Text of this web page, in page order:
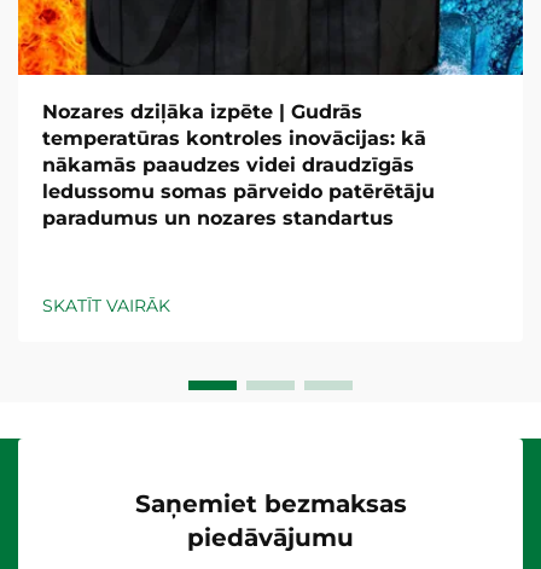
Nozares dziļāka izpēte | Gudrās
temperatūras kontroles inovācijas: kā
nākamās paaudzes videi draudzīgās
ledussomu somas pārveido patērētāju
paradumus un nozares standartus
SKATĪT VAIRĀK
Saņemiet bezmaksas
piedāvājumu